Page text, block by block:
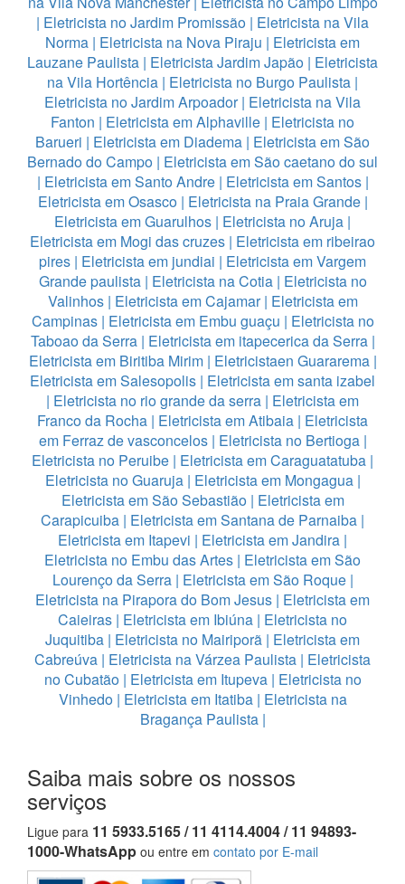
| Eletricista no Jardim Promissão | Eletricista na Vila
Norma | Eletricista na Nova Piraju | Eletricista em
Lauzane Paulista | Eletricista Jardim Japão | Eletricista
na Vila Hortência | Eletricista no Burgo Paulista |
Eletricista no Jardim Arpoador| Eletricista na Vila
Fanton | Eletricista em Alphaville | Eletricista no
Barueri | Eletricista em Diadema | Eletricista em São
Bernado do Campo | Eletricista em São caetano do sul
| Eletricista em Santo Andre| Eletricista em Santos|
Eletricista em Osasco| Eletricista na Praia Grande|
Eletricista em Guarulhos | Eletricista no Aruja |
Eletricista em Mogi das cruzes | Eletricista em ribeirao
pires | Eletricista em jundiai | Eletricista em Vargem
Grande paulista| Eletricista na Cotia| Eletricista no
Valinhos| Eletricista em Cajamar| Eletricista em
Campinas| Eletricista em Embu guaçu | Eletricista no
Taboao da Serra| Eletricista em itapecerica da Serra|
Eletricista em Biritiba Mirim| Eletricistaen Guararema|
Eletricista em Salesopolis | Eletricista em santa izabel
| Eletricista no rio grande da serra | Eletricista em
Franco da Rocha | Eletricista em Atibaia | Eletricista
em Ferraz de vasconcelos| Eletricista no Bertioga|
Eletricista no Peruibe | Eletricista em Caraguatatuba |
Eletricista no Guaruja| Eletricista em Mongagua|
Eletricista em São Sebastião| Eletricista em
Carapicuiba | Eletricista em Santana de Parnaiba |
Eletricista em Itapevi | Eletricista em Jandira |
Eletricista no Embu das Artes | Eletricista em São
Lourenço da Serra| Eletricista em São Roque|
Eletricista na Pirapora do Bom Jesus | Eletricista em
Caieiras | Eletricista em Ibiúna | Eletricista no
Juquitiba | Eletricista no Mairiporã | Eletricista em
Cabreúva | Eletricista na Várzea Paulista | Eletricista
no Cubatão| Eletricista em Itupeva| Eletricista no
Vinhedo| Eletricista em Itatiba| Eletricista na
Bragança Paulista|
Saiba mais sobre os nossos
serviços
Ligue para 11 5933.5165 / 11 4114.4004 / 11 94893-
1000-WhatsApp ou entre em contato por E-mail